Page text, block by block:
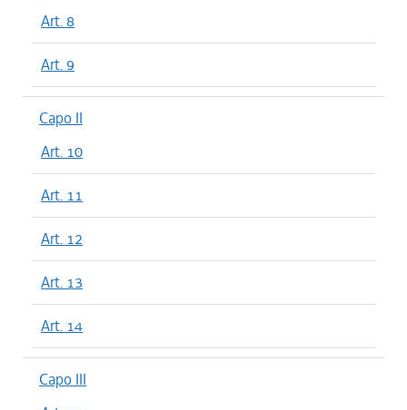
Art. 8
Art. 9
Capo II
Art. 10
Art. 11
Art. 12
Art. 13
Art. 14
Capo III